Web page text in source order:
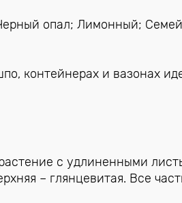
опал; Лимонный;
контейнерах и вазонах
с удлиненными
– глянцевитая. Все